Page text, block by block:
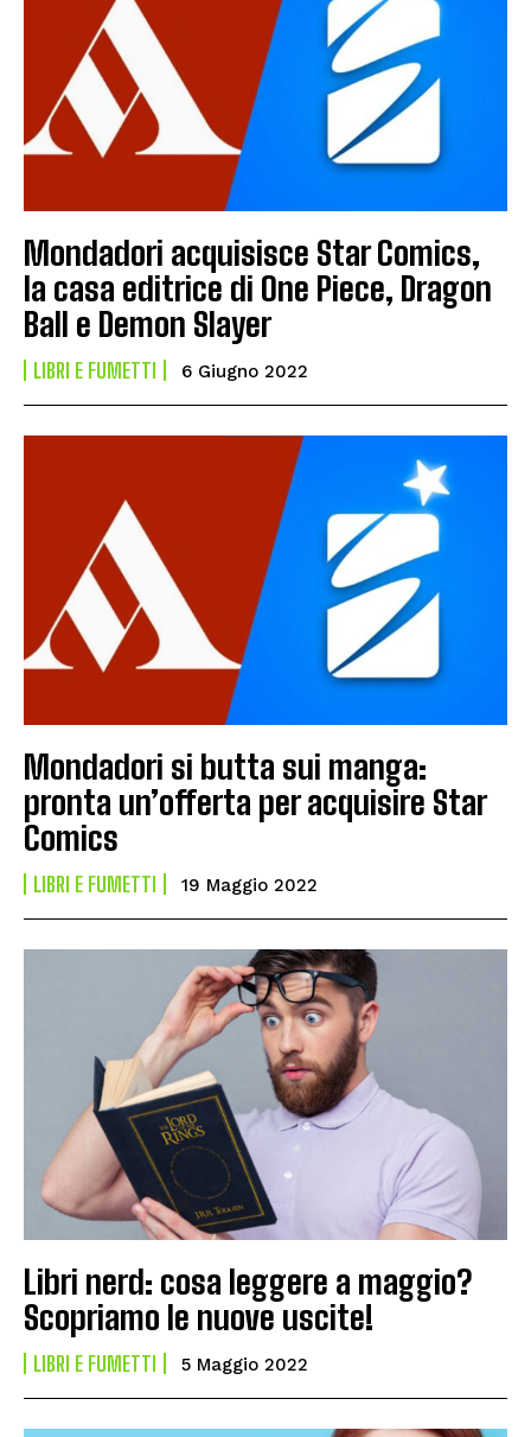
Mondadori acquisisce Star Comics,
la casa editrice di One Piece, Dragon
Ball e Demon Slayer
LIBRI E FUMETTI 6 Giugno 2022
Mondadori si butta sui manga:
pronta un’offerta per acquisire Star
Comics
LIBRI E FUMETTI 19 Maggio 2022
Libri nerd: cosa leggere a maggio?
Scopriamo le nuove uscite!
LIBRI E FUMETTI 5 Maggio 2022